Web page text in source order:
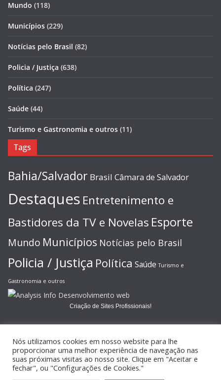
Mundo (118)
Municípios (229)
Notícias pelo Brasil (82)
Policia / Justiça (638)
Política (247)
Saúde (44)
Turismo e Gastronomia e outros (11)
Tags
Bahia/Salvador Brasil Câmara de Salvador
Destaques Entretenimento e
Bastidores da TV e Novelas Esporte
Mundo Municípios Notícias pelo Brasil
Policia / Justiça Política Saúde Turismo e
Gastronomia e outros
Criação de Sites Profissionais!
Copyright © 2026JORNAL GAZETA ONLINE
Nós utilizamos cookies em nosso website para lhe
proporcionar uma melhor experiência de navegação nas
suas próximas visitas ao nosso site. Clique em "Aceitar e
fechar", ou "Configurações de Cookies."